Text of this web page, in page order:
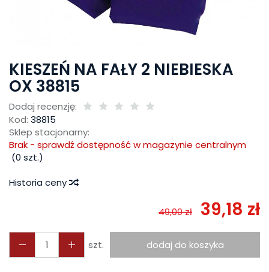
KIESZEŃ NA FAŁY 2 NIEBIESKA
OX 38815
Dodaj recenzję:
Kod: 38815
Sklep stacjonarny:
Brak - sprawdź dostępność w magazynie centralnym
(0 szt.)
Historia ceny
49,00 zł 39,18 zł
szt. dodaj do koszyka